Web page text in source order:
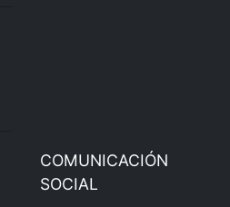
COMUNICACIÓN
SOCIAL